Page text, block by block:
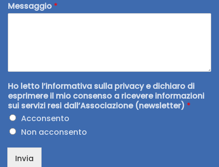
Messaggio *
Ho letto l’informativa sulla privacy e dichiaro di
esprimere il mio consenso a ricevere informazioni
sui servizi resi dall’Associazione (newsletter) *
Acconsento
Non acconsento
Invia